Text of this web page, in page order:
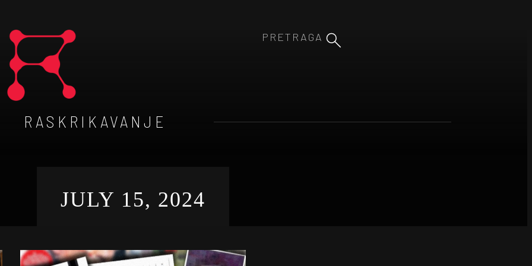
RASKRIKAVANJE
JULY 15, 2024